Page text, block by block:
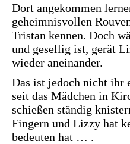
Dort angekommen
geheimnisvollen
Tristan kennen. Doch
und gesellig ist, gerät
wieder aneinander.
Das ist jedoch nicht ihr
seit das Mädchen in
schießen ständig
Fingern und Lizzy hat
bedeuten hat … .